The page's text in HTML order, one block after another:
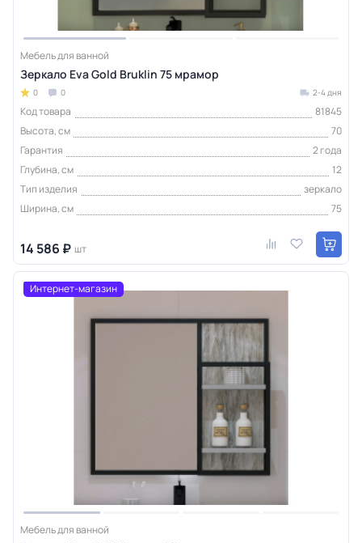
Мебель для ванной
Зеркало Eva Gold Bruklin 75 мрамор
0 0 2-4 дня
Код товара
81845
Высота, см
70
Гарантия
2 года
Глубина, см
12
Тип изделия
зеркало
Ширина, см
75
14 586 ₽ шт
Интернет-магазин
Мебель для ванной